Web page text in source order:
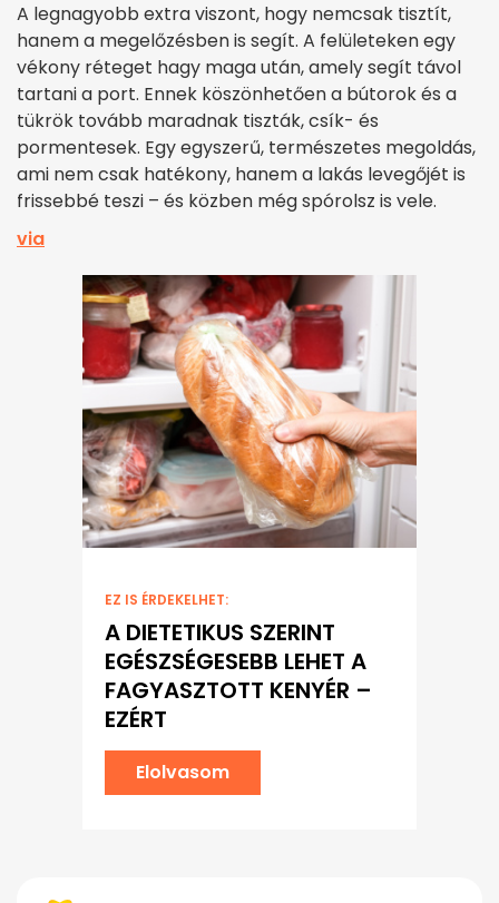
A legnagyobb extra viszont, hogy nemcsak tisztít,
hanem a megelőzésben is segít. A felületeken egy
vékony réteget hagy maga után, amely segít távol
tartani a port. Ennek köszönhetően a bútorok és a
tükrök tovább maradnak tiszták, csík- és
pormentesek. Egy egyszerű, természetes megoldás,
ami nem csak hatékony, hanem a lakás levegőjét is
frissebbé teszi – és közben még spórolsz is vele.
via
EZ IS ÉRDEKELHET:
A DIETETIKUS SZERINT
EGÉSZSÉGESEBB LEHET A
FAGYASZTOTT KENYÉR –
EZÉRT
Elolvasom